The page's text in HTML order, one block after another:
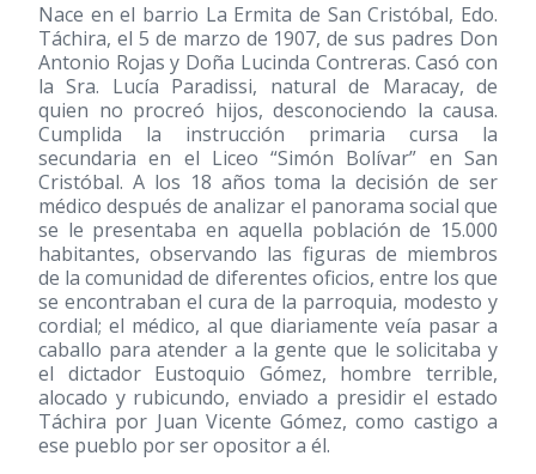
Nace en el barrio La Ermita de San Cristóbal, Edo.
Táchira, el 5 de marzo de 1907, de sus padres Don
Antonio Rojas y Doña Lucinda Contreras. Casó con
la Sra. Lucía Paradissi, natural de Maracay, de
quien no procreó hijos, desconociendo la causa.
Cumplida la instrucción primaria cursa la
secundaria en el Liceo “Simón Bolívar” en San
Cristóbal. A los 18 años toma la decisión de ser
médico después de analizar el panorama social que
se le presentaba en aquella población de 15.000
habitantes, observando las figuras de miembros
de la comunidad de diferentes oficios, entre los que
se encontraban el cura de la parroquia, modesto y
cordial; el médico, al que diariamente veía pasar a
caballo para atender a la gente que le solicitaba y
el dictador Eustoquio Gómez, hombre terrible,
alocado y rubicundo, enviado a presidir el estado
Táchira por Juan Vicente Gómez, como castigo a
ese pueblo por ser opositor a él.